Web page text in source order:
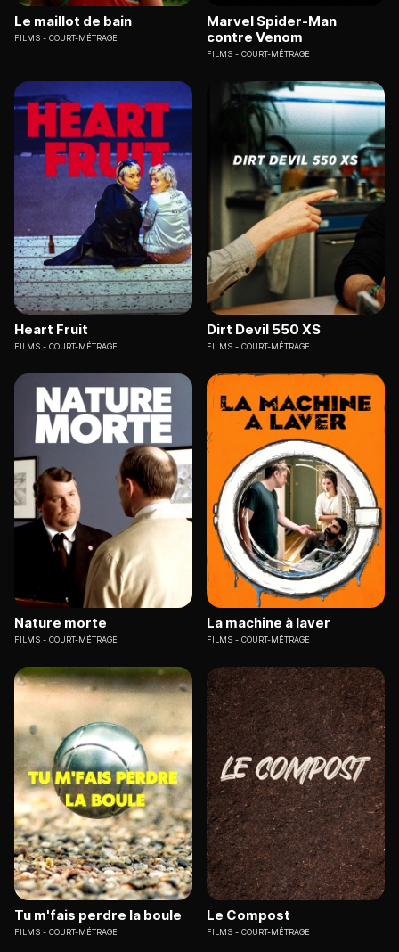
Le maillot de bain
FILMS COURT-MÉTRAGE
Marvel Spider-Man
contre Venom
FILMS COURT-MÉTRAGE
Heart Fruit
FILMS COURT-MÉTRAGE
Dirt Devil 550 XS
FILMS COURT-MÉTRAGE
Nature morte
FILMS COURT-MÉTRAGE
La machine à laver
FILMS COURT-MÉTRAGE
Tu m'fais perdre la boule
FILMS COURT-MÉTRAGE
Le Compost
FILMS COURT-MÉTRAGE